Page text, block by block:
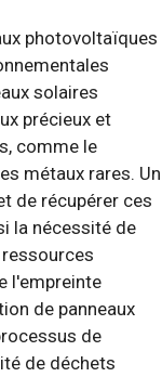
photovoltaïques
solaires
précieux et
comme le
métaux rares. Un
de récupérer ces
la nécessité de
l'empreinte
de panneaux
de
de déchets